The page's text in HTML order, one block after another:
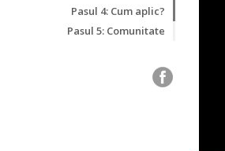
Pasul 4: Cum aplic?
Pasul 5: Comunitate